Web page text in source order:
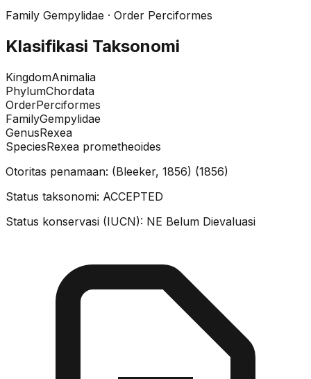
Family Gempylidae · Order Perciformes
Klasifikasi Taksonomi
KingdomAnimalia
PhylumChordata
OrderPerciformes
FamilyGempylidae
GenusRexea
SpeciesRexea prometheoides
Otoritas penamaan: (Bleeker, 1856) (1856)
Status taksonomi: ACCEPTED
Status konservasi (IUCN): NE Belum Dievaluasi